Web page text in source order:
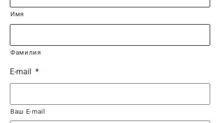
Имя
Фамилия
E-mail *
Ваш E-mail